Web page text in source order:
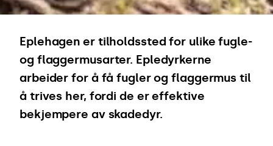
Eplehagen er tilholdssted for ulike fugle-
og flaggermusarter. Epledyrkerne
arbeider for å få fugler og flaggermus til
å trives her, fordi de er effektive
bekjempere av skadedyr.